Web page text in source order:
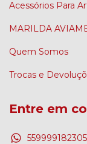
Acessórios Para
MARILDA
Quem Somos
Trocas e
Entre em